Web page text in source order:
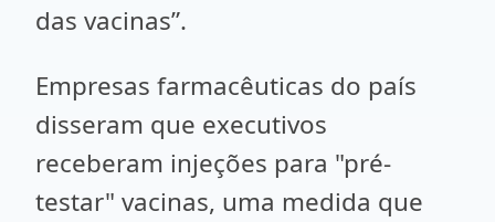
das vacinas”.
Empresas farmacêuticas do país
disseram que executivos
receberam injeções para "pré-
testar" vacinas, uma medida que